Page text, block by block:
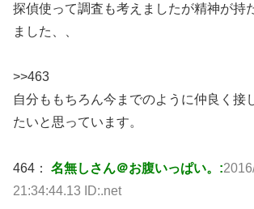
探偵使って調査も考えましたが精神が持
ました、、
>>463
自分ももちろん今までのように仲良く接
たいと思っています。
464： 名無しさん＠お腹いっぱい。:
21:34:44.13 ID:.net